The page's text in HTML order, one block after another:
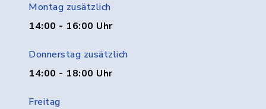
Montag zusätzlich
14:00 - 16:00 Uhr
Donnerstag zusätzlich
14:00 - 18:00 Uhr
Freitag